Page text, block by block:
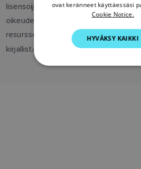
lisensoijien omaisuutta, ja että nämä
oikeudet, omistusoikeudet ja intressit
resursseja
ei saa muokatamillään
kirjallista lupaa. Lataamalla tiedostot
ovat keränneet käyttäessäsi
Cookie Notice.
HYVÄKSY KAIKKI